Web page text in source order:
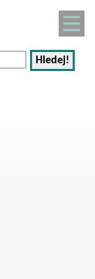
Hledej!